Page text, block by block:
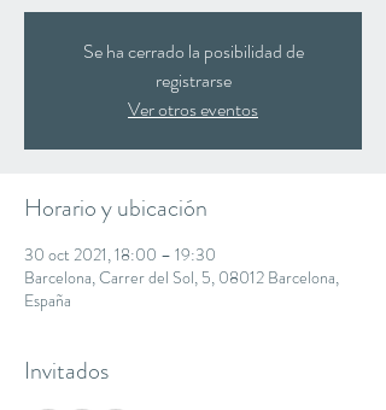
Se ha cerrado la posibilidad de
registrarse
Ver otros eventos
Horario y ubicación
30 oct 2021, 18:00 – 19:30
Barcelona, Carrer del Sol, 5, 08012 Barcelona,
España
Invitados